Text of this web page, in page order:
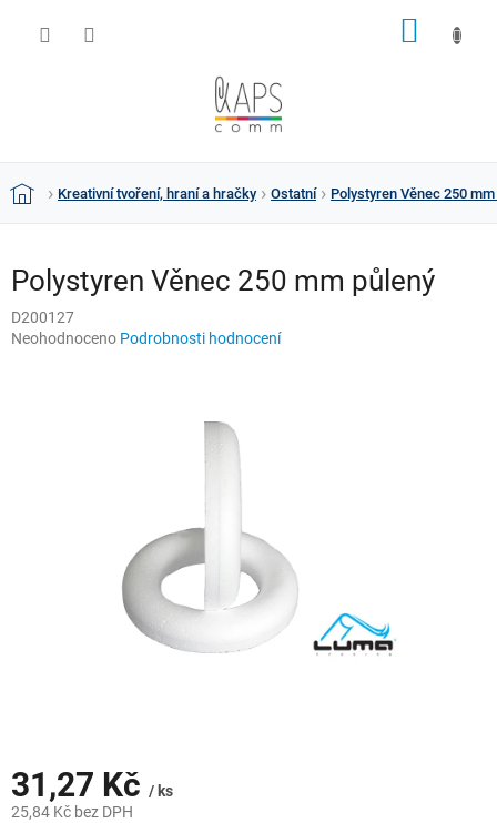
DomůKreativní tvoření, hraní a hračky Ostatní Polystyren Věnec 250
Polystyren Věnec 250 mm půlený
D200127
Průměrné
Neohodnoceno Podrobnosti hodnocení
31,27 Kč / ks
25,84 Kč bez DPH